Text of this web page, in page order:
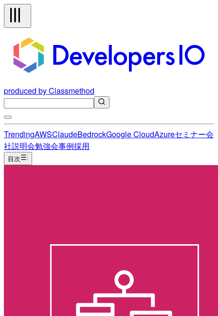
produced by Classmethod
TrendingAWSClaudeBedrockGoogle CloudAzureセミナー会
社説明会勉強会事例採用
目次